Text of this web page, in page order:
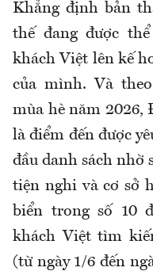
Khẳng định bản
thế đang được
khách Việt lên kế
của mình. Và
mùa hè năm 2026,
là điểm đến được
đầu danh sách nhờ
tiện nghi và cơ sở
biển trong số 10
khách Việt tìm
(từ ngày 1/6 đến